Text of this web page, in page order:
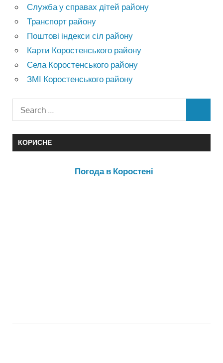
Служба у справах дітей району
Транспорт району
Поштові індекси сіл району
Карти Коростенського району
Села Коростенського району
ЗМІ Коростенського району
КОРИСНЕ
Погода в Коростені